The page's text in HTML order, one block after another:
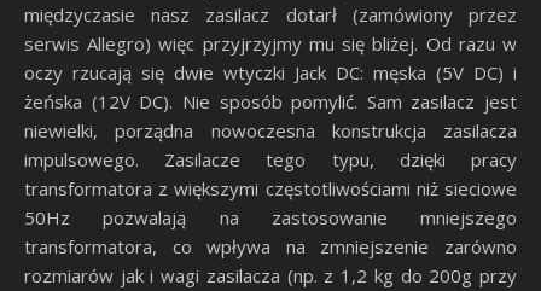
międzyczasie nasz zasilacz dotarł (zamówiony przez
serwis Allegro) więc przyjrzyjmy mu się bliżej. Od razu w
oczy rzucają się dwie wtyczki Jack DC: męska (5V DC) i
żeńska (12V DC). Nie sposób pomylić. Sam zasilacz jest
niewielki, porządna nowoczesna konstrukcja zasilacza
impulsowego. Zasilacze tego typu, dzięki pracy
transformatora z większymi częstotliwościami niż sieciowe
50Hz pozwalają na zastosowanie mniejszego
transformatora, co wpływa na zmniejszenie zarówno
rozmiarów jak i wagi zasilacza (np. z 1,2 kg do 200g przy